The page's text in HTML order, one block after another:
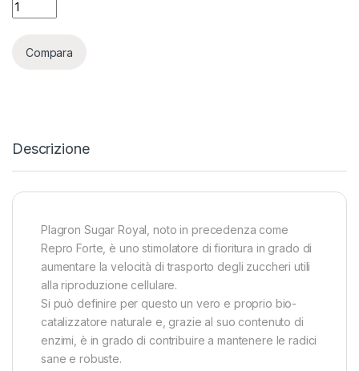
Compara
Descrizione
Plagron Sugar Royal, noto in precedenza come
Repro Forte, è uno stimolatore di fioritura in grado di
aumentare la velocità di trasporto degli zuccheri utili
alla riproduzione cellulare.
Si può definire per questo un vero e proprio bio-
catalizzatore naturale e, grazie al suo contenuto di
enzimi, è in grado di contribuire a mantenere le radici
sane e robuste.